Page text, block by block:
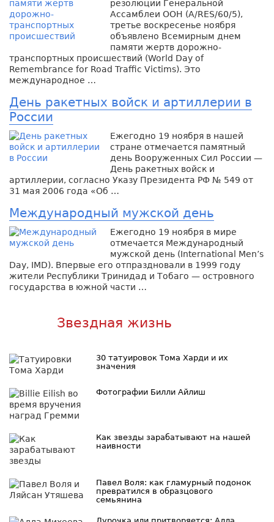
резолюции Генеральной
Ассамблеи ООН (A/RES/60/5),
третье воскресенье ноября
объявлено Всемирным днем
памяти жертв дорожно-
транспортных происшествий (World Day of
Remembrance for Road Traffic Victims). Это
международное …
День ракетных войск и артиллерии в
России
Ежегодно 19 ноября в нашей
стране отмечается памятный
день Вооруженных Сил России —
День ракетных войск и
артиллерии, согласно Указу Президента РФ № 549 от
31 мая 2006 года «Об …
Международный мужской день
Ежегодно 19 ноября в мире
отмечается Международный
мужской день (International Men’s
Day, IMD). Впервые его отпраздновали в 1999 году
жители Республики Тринидад и Тобаго — островного
государства в южной части …
Звездная жизнь
30 татуировок Тома Харди и их
значения
Фотографии Билли Айлиш
Как звезды зарабатывают на нашей
наивности
Павел Воля: как гламурный подонок
превратился в образцового
семьянина